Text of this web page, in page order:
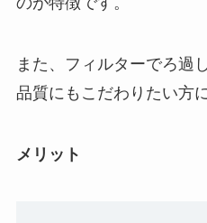
また、フィルターでろ過
品質にもこだわりたい方
メリット